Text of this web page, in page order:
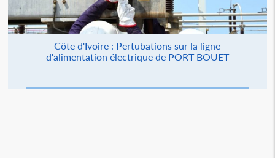
Côte d'Ivoire : Pertubations sur la ligne
d'alimentation électrique de PORT BOUET